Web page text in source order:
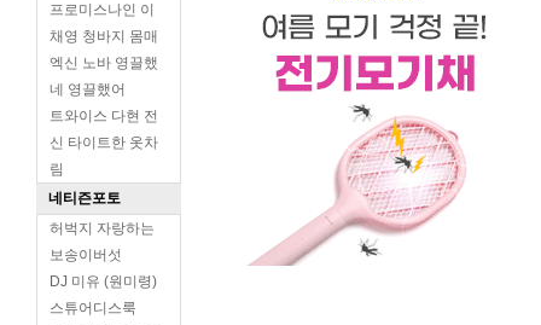
프로미스나인 이
채영 청바지 몸매
엑신 노바 영끌했
네 영끌했어
트와이스 다현 전
신 타이트한 옷차
림
네티즌포토
허벅지 자랑하는
보송이버섯
DJ 미유 (원미령)
스튜어디스룩